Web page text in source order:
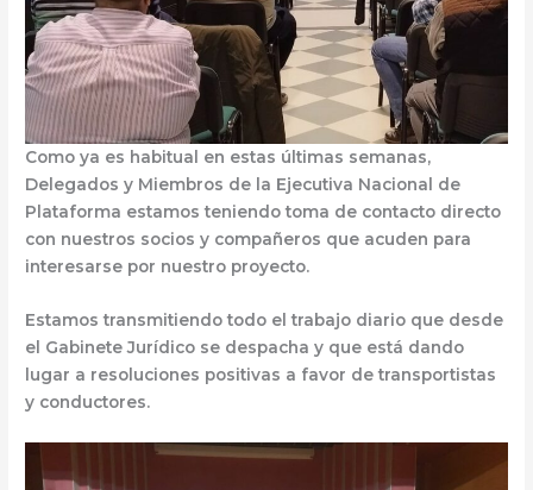
Como ya es habitual en estas últimas semanas,
Delegados y Miembros de la Ejecutiva Nacional de
Plataforma estamos teniendo toma de contacto directo
con nuestros socios y compañeros que acuden para
interesarse por nuestro proyecto.
Estamos transmitiendo todo el trabajo diario que desde
el Gabinete Jurídico se despacha y que está dando
lugar a resoluciones positivas a favor de transportistas
y conductores.